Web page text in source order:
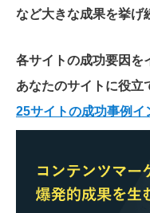
など大きな成果を挙げ
各サイトの成功要因を
あなたのサイトに役立
25サイトの成功事例イ